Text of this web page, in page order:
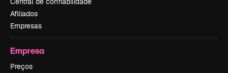
Afiliados
Empresas
Empresa
Preços